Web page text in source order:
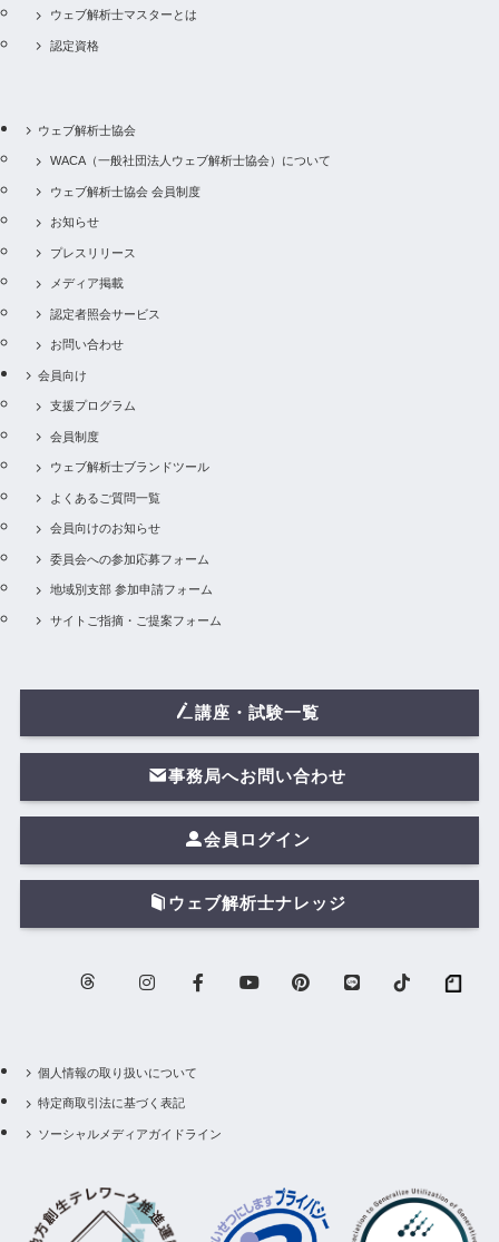
ウェブ解析士マスターとは
認定資格
ウェブ解析士協会
WACA（一般社団法人ウェブ解析士協会）について
ウェブ解析士協会 会員制度
お知らせ
プレスリリース
メディア掲載
認定者照会サービス
お問い合わせ
会員向け
支援プログラム
会員制度
ウェブ解析士ブランドツール
よくあるご質問一覧
会員向けのお知らせ
委員会への参加応募フォーム
地域別支部 参加申請フォーム
サイトご指摘・ご提案フォーム
講座・試験一覧
事務局へお問い合わせ
会員ログイン
ウェブ解析士ナレッジ
個人情報の取り扱いについて
特定商取引法に基づく表記
ソーシャルメディアガイドライン